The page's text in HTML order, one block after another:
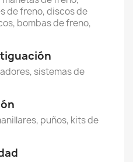
de freno, discos de
bombas de freno,
sistemas de
puños, kits de